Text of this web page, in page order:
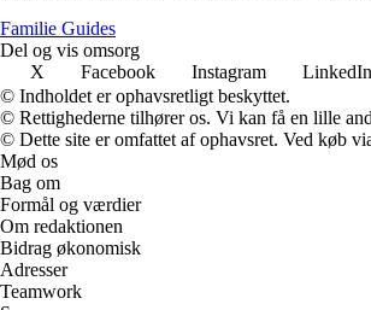
Familie Guides
Del og vis omsorg
X
Facebook Instagram LinkedIn
© Indholdet er ophavsretligt beskyttet.
© Rettighederne tilhører os. Vi kan få en lille
© Dette site er omfattet af ophavsret. Ved køb
Mød os
Bag om
Formål og værdier
Om redaktionen
Bidrag økonomisk
Adresser
Teamwork